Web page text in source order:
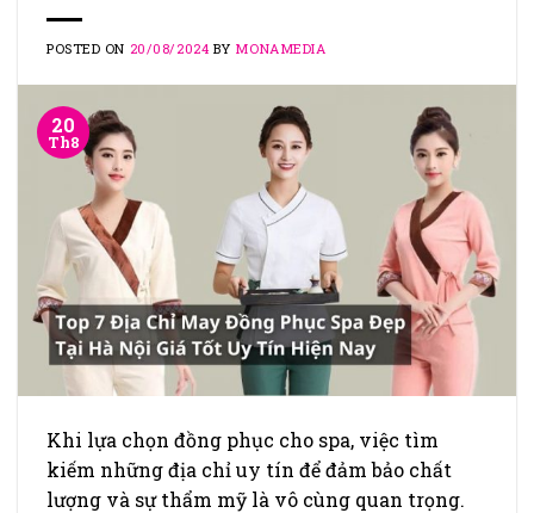
POSTED ON 20/08/2024 BY MONAMEDIA
20
Th8
Khi lựa chọn đồng phục cho spa, việc tìm
kiếm những địa chỉ uy tín để đảm bảo chất
lượng và sự thẩm mỹ là vô cùng quan trọng.